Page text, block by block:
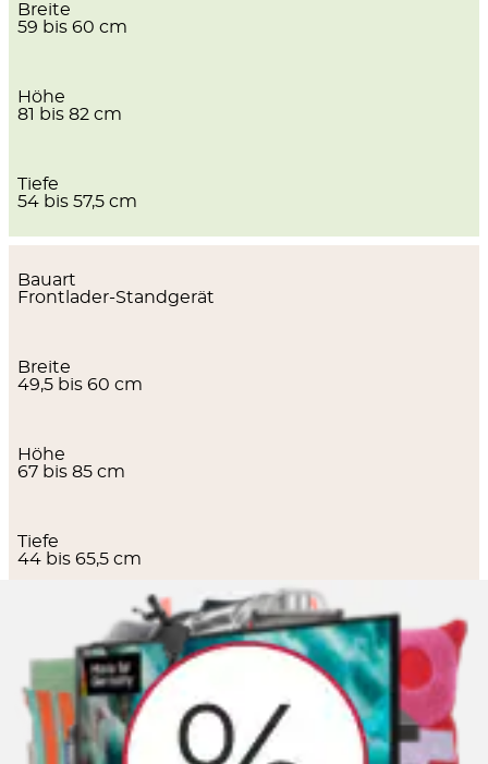
Breite
59 bis 60 cm
Höhe
81 bis 82 cm
Tiefe
54 bis 57,5 cm
Bauart
Frontlader-Standgerät
Breite
49,5 bis 60 cm
Höhe
67 bis 85 cm
Tiefe
44 bis 65,5 cm
Toplader
Breite
40 bis 45,5 cm